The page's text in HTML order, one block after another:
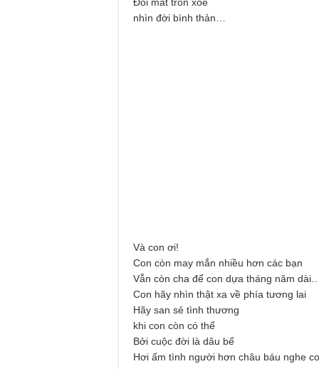
nhìn đời bình thản…
Và con ơi!
Con còn may mắn nhiều hơn các bạn
Vẫn còn cha để con dựa tháng năm
Con hãy nhìn thật xa về phía tương lai
Hãy san sẻ tình thương
khi con còn có thể
Bởi cuộc đời là dâu bể
Hơi ấm tình người hơn châu báu nghe